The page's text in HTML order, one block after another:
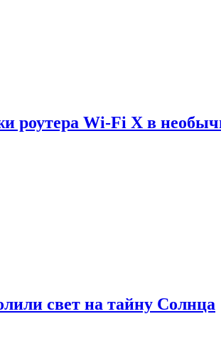
роутера Wi-Fi X в
свет на тайну Солнца